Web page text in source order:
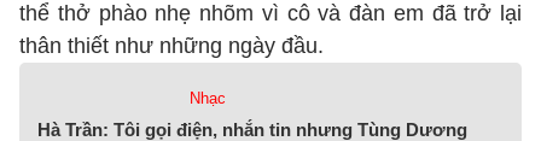
thể thở phào nhẹ nhõm vì cô và đàn em đã trở lại
thân thiết như những ngày đầu.
Nhạc
Hà Trần: Tôi gọi điện, nhắn tin nhưng Tùng Dương